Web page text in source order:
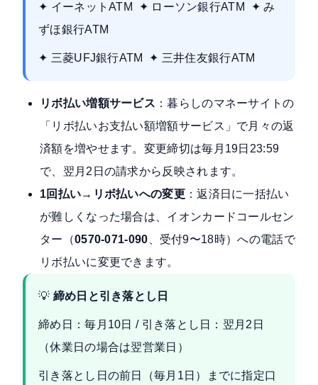
✦ イーネットATM ✦ ローソン銀行ATM ✦ み
ずほ銀行ATM
✦ 三菱UFJ銀行ATM ✦ 三井住友銀行ATM
リボ払い増額サービス ：暮らしのマネーサイトの
「リボ払いお支払い額増額サービス」で月々の返
済額を増やせます。変更締切は毎月19日23:59
で、翌月2日の請求から反映されます。
1回払い→リボ払いへの変更 ：返済日に一括払い
が難しくなった場合は、イオンカードコールセン
ター（0570-071-090、受付9〜18時）への電話で
リボ払いに変更できます。
💡 締め日と引き落とし日
締め日：毎月10日 / 引き落とし日：翌月2日
（休業日の場合は翌営業日）
引き落とし日の前日（毎月1日）までに指定口